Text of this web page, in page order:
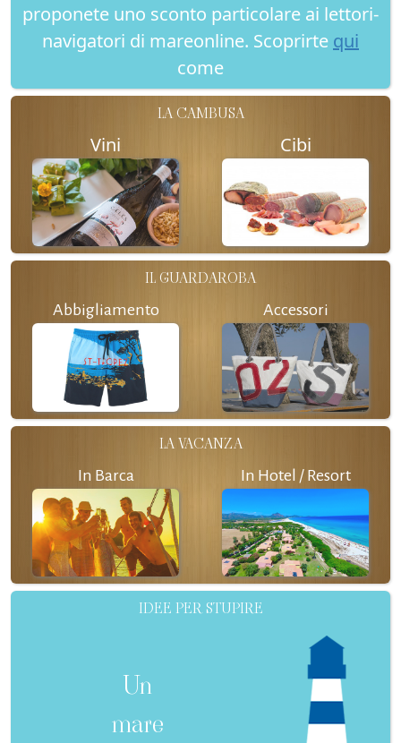
proponete uno sconto particolare ai lettori-
navigatori di mareonline. Scoprirte qui
come
LA CAMBUSA
Vini Cibi
IL GUARDAROBA
Abbigliamento Accessori
LA VACANZA
In Barca In Hotel / Resort
IDEE PER STUPIRE
Un
mare